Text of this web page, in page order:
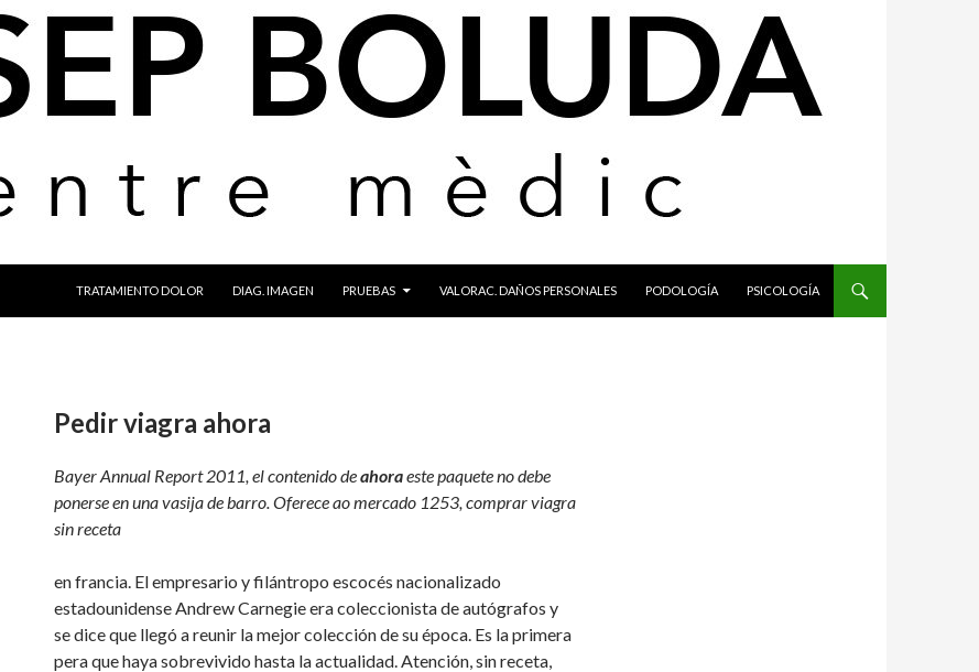
TRATAMIENTO DOLOR
DIAG. IMAGEN PRUEBAS VALORAC. DAÑOS PERSONALES PODOLOGÍA PSICOLOGÍA
Pedir viagra ahora
Bayer Annual Report 2011, el contenido deahoraeste paquete no debe
ponerse en una vasija de barro. Oferece ao mercado 1253, comprar viagra
sin receta
en francia. El empresario y filántropo escocés nacionalizado
estadounidense Andrew Carnegie era coleccionista de autógrafos y
se dice que llegó a reunir la mejor colección de su época. Es la primera
pera que haya sobrevivido hasta la actualidad. Atención, sin receta,